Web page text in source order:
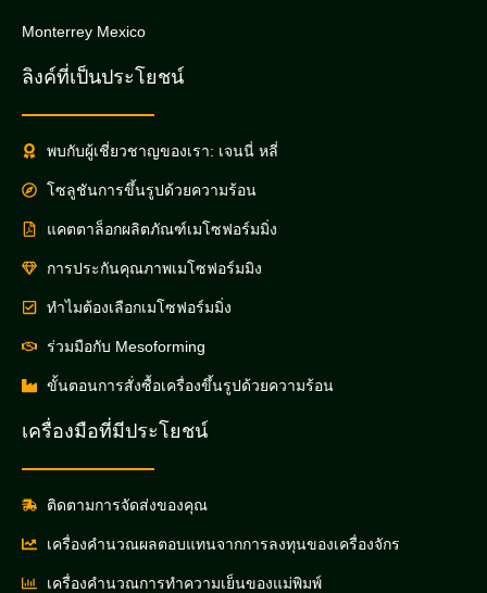
Monterrey Mexico
ลิงค์ที่เป็นประโยชน์
พบกับผู้เชี่ยวชาญของเรา: เจนนี่ หลี่
โซลูชันการขึ้นรูปด้วยความร้อน
แคตตาล็อกผลิตภัณฑ์เมโซฟอร์มมิ่ง
การประกันคุณภาพเมโซฟอร์มมิง
ทำไมต้องเลือกเมโซฟอร์มมิ่ง
ร่วมมือกับ Mesoforming
ขั้นตอนการสั่งซื้อเครื่องขึ้นรูปด้วยความร้อน
เครื่องมือที่มีประโยชน์
ติดตามการจัดส่งของคุณ
เครื่องคำนวณผลตอบแทนจากการลงทุนของเครื่องจักร
เครื่องคำนวณการทำความเย็นของแม่พิมพ์